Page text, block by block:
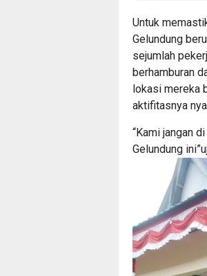
Untuk
Gelundung
sejumlah
berhamburan
lokasi mereka
aktifitasnya
“Kami jangan
Gelundung